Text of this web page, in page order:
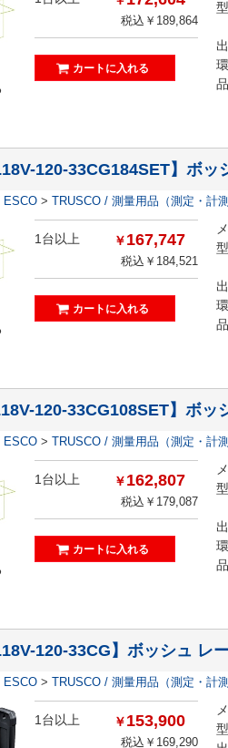
税込￥189,864
120-33CG184SET】ボ
ESCO > TRUSCO / 測量用品（測定・計測
1台以上 ￥167,747
税込￥184,521
120-33CG108SET】ボ
ESCO > TRUSCO / 測量用品（測定・計測
1台以上 ￥162,807
税込￥179,087
120-33CG】ボッシュ レ
ESCO > TRUSCO / 測量用品（測定・計測
1台以上 ￥153,900
税込￥169,290